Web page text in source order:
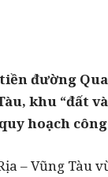
đường
khu “đất
hoạch
– Vũng Tàu